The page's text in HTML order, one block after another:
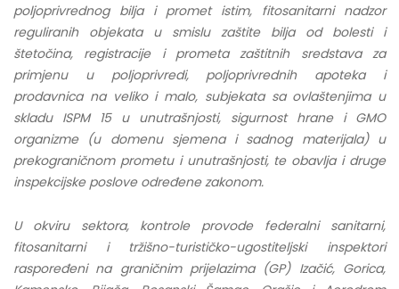
poljoprivrednog bilja i promet istim, fitosanitarni nadzor
reguliranih objekata u smislu zaštite bilja od bolesti i
štetočina, registracije i prometa zaštitnih sredstava za
primjenu u poljoprivredi, poljoprivrednih apoteka i
prodavnica na veliko i malo, subjekata sa ovlaštenjima u
skladu ISPM 15 u unutrašnjosti, sigurnost hrane i GMO
organizme (u domenu sjemena i sadnog materijala) u
prekograničnom prometu i unutrašnjosti, te obavlja i druge
inspekcijske poslove određene zakonom.
U okviru sektora, kontrole provode federalni sanitarni,
fitosanitarni i tržišno-turističko-ugostiteljski inspektori
raspoređeni na graničnim prijelazima (GP) Izačić, Gorica,